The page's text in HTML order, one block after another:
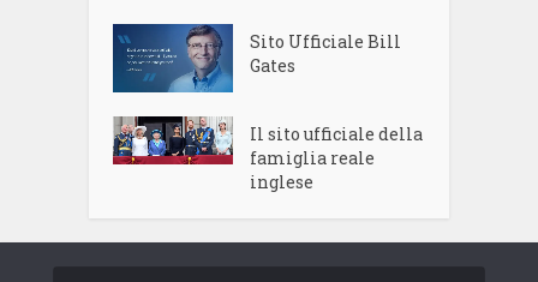
Sito Ufficiale Bill
Gates
Il sito ufficiale della
famiglia reale
inglese